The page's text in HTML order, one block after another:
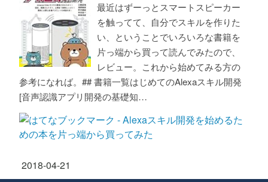
最近はずーっとスマートスピーカー
を触ってて、自分でスキルを作りた
い、ということでいろいろな書籍を
片っ端から買って読んでみたので、
レビュー。これから始めてみる方の
参考になれば。## 書籍一覧はじめてのAlexaスキル開発
[音声認識アプリ開発の基礎知…
2018-04-21